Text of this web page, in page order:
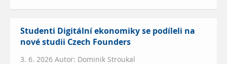
Studenti Digitální ekonomiky se podíleli na
nové studii Czech Founders
3. 6. 2026 Autor: Dominik Stroukal